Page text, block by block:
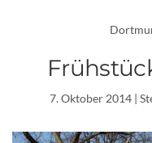
7. Oktober 2014|